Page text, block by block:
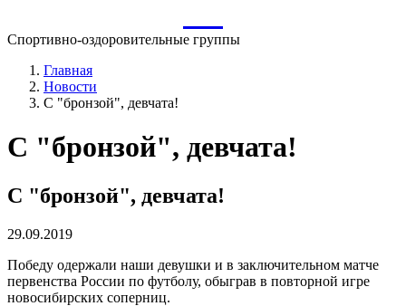
Спортивно-оздоровительные группы
Главная
Новости
С "бронзой", девчата!
С "бронзой", девчата!
С "бронзой", девчата!
29.09.2019
Победу одержали наши девушки и в заключительном матче
первенства России по футболу, обыграв в повторной игре
новосибирских соперниц.